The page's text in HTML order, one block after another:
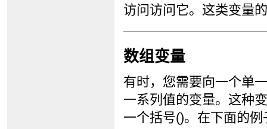
访问访问它。这类变量
数组变量
有时，您需要向一个单
一系列值的变量。这种
一个括号()。在下面的